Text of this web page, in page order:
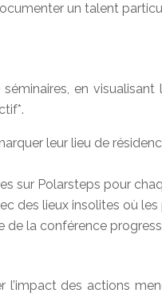
un talent
en
leur lieu de
sur Polarsteps pour
des lieux insolites où
la conférence
des actions